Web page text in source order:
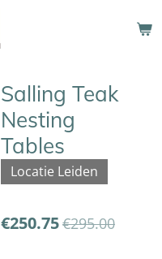
Salling Teak
Nesting
Tables
Locatie Leiden
€250.75€295.00